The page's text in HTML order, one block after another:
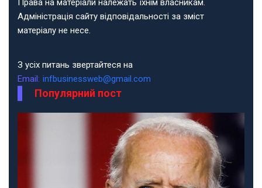
Права на матеріали належать їхнім власникам.
Адміністрація сайту відповідальності за зміст
матеріалу не несе.
З усіх питань звертайтеся на
Email: infbusinessweb@gmail.com
Популярний пост